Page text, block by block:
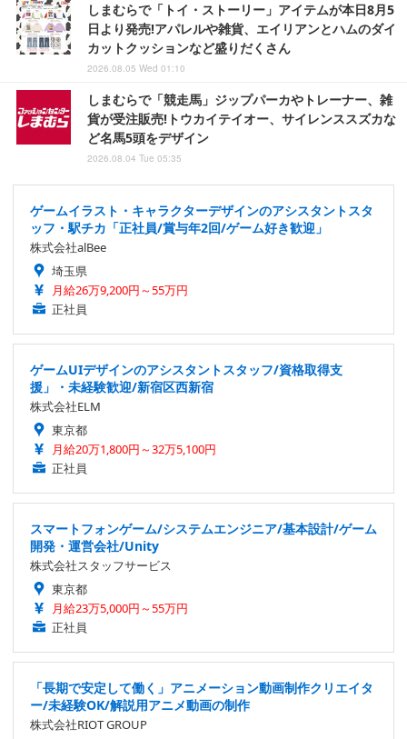
しまむらで「トイ・ストーリー」アイテムが本日8月5
日より発売!アパレルや雑貨、エイリアンとハムのダイ
カットクッションなど盛りだくさん
2026.08.05 Wed 01:10
しまむらで「競走馬」ジップパーカやトレーナー、雑
貨が受注販売!トウカイテイオー、サイレンススズカな
ど名馬5頭をデザイン
2026.08.04 Tue 05:35
ゲームイラスト・キャラクターデザインのアシスタントスタ
ッフ・駅チカ「正社員/賞与年2回/ゲーム好き歓迎」
株式会社alBee
埼玉県
月給26万9,200円～55万円
正社員
ゲームUIデザインのアシスタントスタッフ/資格取得支
援」・未経験歓迎/新宿区西新宿
株式会社ELM
東京都
月給20万1,800円～32万5,100円
正社員
スマートフォンゲーム/システムエンジニア/基本設計/ゲーム
開発・運営会社/Unity
株式会社スタッフサービス
東京都
月給23万5,000円～55万円
正社員
「長期で安定して働く」アニメーション動画制作クリエイタ
ー/未経験OK/解説用アニメ動画の制作
株式会社RIOT GROUP